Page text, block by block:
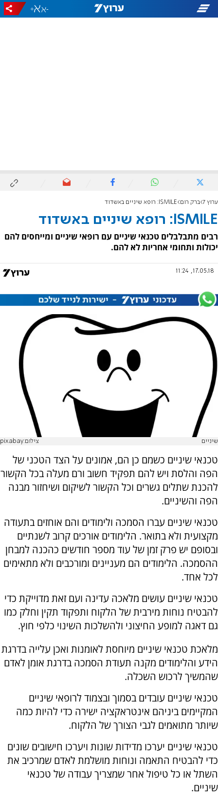
-
+
ערוץ 7 ברק רום ISMILE: רופא שיניים באשדוד
ISMILE: רופא שיניים באשדוד
רבים מתבלבלים טכנאי שיניים עם רופאי שיניים ומייחסים להם
יכולות ותחומי אחריות לא להם.
17.05.18, 11:24
שיניים צילום:pixabay
טכנאי שיניים כשמם כן הם, אמונים על הצד הטכני של
הפה והלסת ויש להם תפקיד חשוב ורם מעלה בכל הקשור
להכנת שתלים גשרים וכל הקשור לשיקום ושיחזור מבנה
הפה והשיניים.
טכנאי שיניים עברו הסמכה ולימודים והם אוחזים בתעודה
מקצועית ולא בתואר. הלימודים אורכים קרוב לשנתיים
ובסופם יש פרק זמן של עוד מספר חודשים כהכנה למבחן
ההסמכה. הלימודים הם מעניינים ומורכבים ולא מתאימים
לכל אחד.
טכנאי שיניים עושים מלאכה עדינה ועם זאת מדוייקת כדי
להבטיח נוחות מירבית של הלקוח ותפקוד תקין וחלק כמו
גם דאגה למופע החיצוני ולהשלכות השינוי כלפי חוץ.
מלאכת טכנאי שיניים מיוחסת לאומנות ואכן עלייה בדרגת
הידע והלימודים מקנה תעודת הסמכה בדרגת אומן לאדם
שהמשיך לרכוש השכלה.
טכנאי שיניים עובדים בסמוך ובצמוד לרופאי שיניים
המקיימים ביניהם אינטראקציה ישירה כדי להיות כמה
שיותר מתואמים לגבי הצורך של הלקוח.
טכנאי שיניים יערכו מדידות שונות ויערכו חישובים שונים
כדי להבטיח התאמה ונוחות מושלמת לאדם שמרכיב את
השתל או כל טיפול אחר שמצריך עבודה של טכנאי
שיניים.